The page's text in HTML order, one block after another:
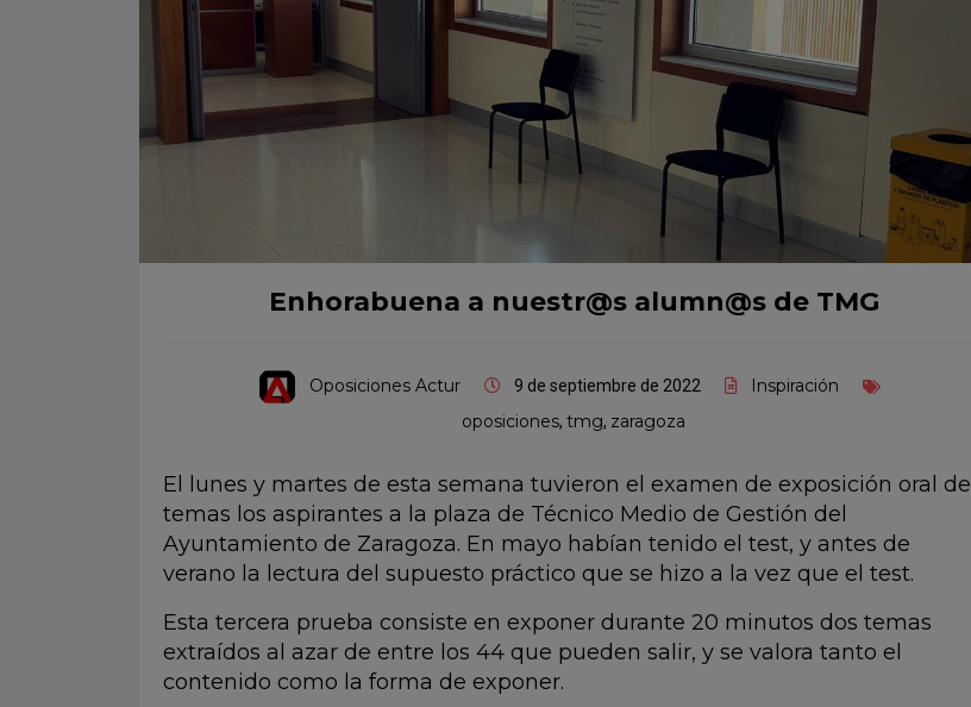
Enhorabuena a nuestr@s alumn@s de TMG
Oposiciones Actur 9 de septiembre de 2022
Inspiración
oposiciones, tmg, zaragoza
El lunes y martes de esta semana tuvieron el examen de exposición oral de
temas los aspirantes a la plaza de Técnico Medio de Gestión del
Ayuntamiento de Zaragoza. En mayo habían tenido el test, y antes de
verano la lectura del supuesto práctico que se hizo a la vez que el test.
Esta tercera prueba consiste en exponer durante 20 minutos dos temas
extraídos al azar de entre los 44 que pueden salir, y se valora tanto el
contenido como la forma de exponer.